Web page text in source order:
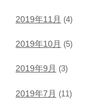
2019年11月 (4)
2019年10月 (5)
2019年9月 (3)
2019年7月 (11)